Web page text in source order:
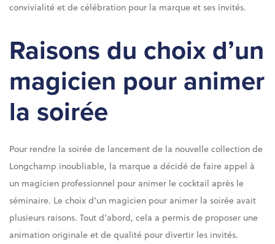
convivialité et de célébration pour la marque et ses invités.
Raisons du choix d’un
magicien pour animer
la soirée
Pour rendre la soirée de lancement de la nouvelle collection de
Longchamp inoubliable, la marque a décidé de faire appel à
un magicien professionnel pour animer le cocktail après le
séminaire. Le choix d’un magicien pour animer la soirée avait
plusieurs raisons. Tout d’abord, cela a permis de proposer une
animation originale et de qualité pour divertir les invités.